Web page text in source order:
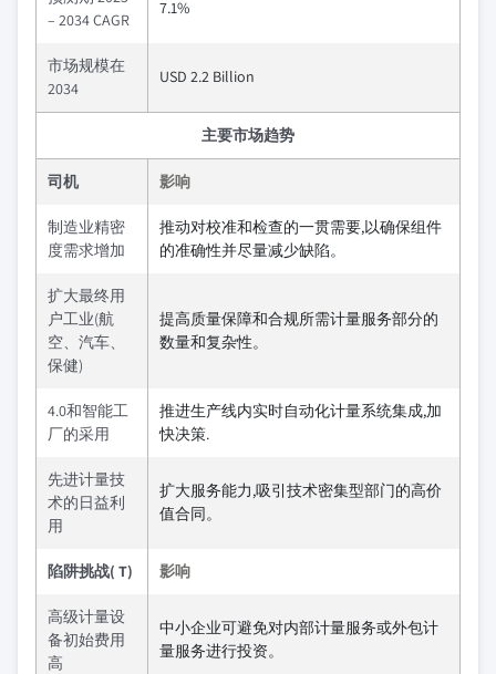
– 2034 CAGR
7.1%
市场规模在
2034
USD 2.2 Billion
主要市场趋势
司机 影响
制造业精密
度需求增加
推动对校准和检查的一贯需要,以确保组件
的准确性并尽量减少缺陷。
扩大最终用
户工业(航
空、汽车、
保健)
提高质量保障和合规所需计量服务部分的
数量和复杂性。
4.0和智能工
厂的采用
推进生产线内实时自动化计量系统集成,加
快决策.
先进计量技
术的日益利
用
扩大服务能力,吸引技术密集型部门的高价
值合同。
陷阱挑战( T) 影响
高级计量设
备初始费用
高
中小企业可避免对内部计量服务或外包计
量服务进行投资。